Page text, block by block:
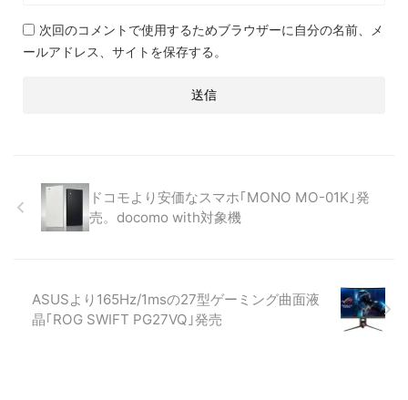
次回のコメントで使用するためブラウザーに自分の名前、メ
ールアドレス、サイトを保存する。
ドコモより安価なスマホ｢MONO MO-01K｣発
売。docomo with対象機
ASUSより165Hz/1msの27型ゲーミング曲面液
晶｢ROG SWIFT PG27VQ｣発売